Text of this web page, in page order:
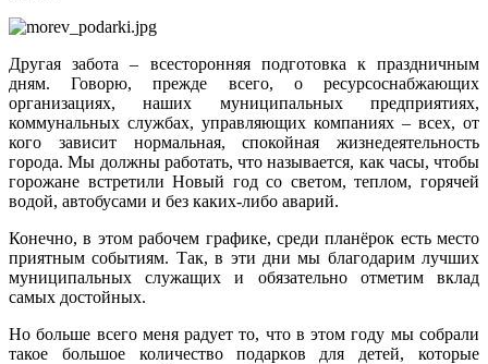
Другая забота – всесторонняя подготовка к праздничным
дням. Говорю, прежде всего, о ресурсоснабжающих
организациях, наших муниципальных предприятиях,
коммунальных службах, управляющих компаниях – всех, от
кого зависит нормальная, спокойная жизнедеятельность
города. Мы должны работать, что называется, как часы, чтобы
горожане встретили Новый год со светом, теплом, горячей
водой, автобусами и без каких‑либо аварий.
Конечно, в этом рабочем графике, среди планёрок есть место
приятным событиям. Так, в эти дни мы благодарим лучших
муниципальных служащих и обязательно отметим вклад
самых достойных.
Но больше всего меня радует то, что в этом году мы собрали
такое большое количество подарков для детей, которые